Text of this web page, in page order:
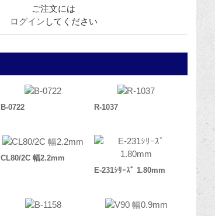
ご注文には
ログイン してください
B-0722 R-1037
CL80/2C 幅2.2mm
E-231ｼﾘｰｽﾞ 1.80mm